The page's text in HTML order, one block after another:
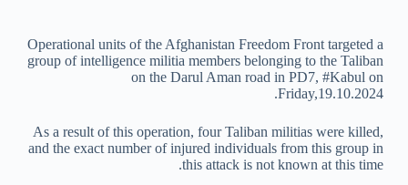
Operational units of the Afghanistan Freedom Front targeted a
group of intelligence militia members belonging to the Taliban
on the Darul Aman road in PD7, #Kabul on
Friday,19.10.2024.
As a result of this operation, four Taliban militias were killed,
and the exact number of injured individuals from this group in
this attack is not known at this time.